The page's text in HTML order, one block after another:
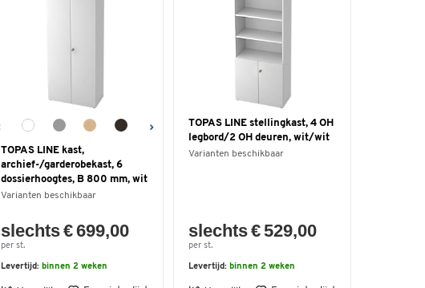
TOPAS LINE kast,
archief-/garderobekast, 6
dossierhoogtes, B 800 mm, wit
Varianten beschikbaar
slechts € 699,00
per st.
Levertijd: binnen 2 weken
TOPAS LINE stellingkast, 4 OH
legbord/2 OH deuren, wit/wit
Varianten beschikbaar
slechts € 529,00
per st.
Levertijd: binnen 2 weken